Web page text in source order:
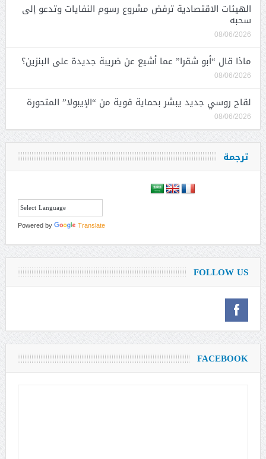
الهيئات الاقتصادية ترفض مشروع رسوم النفايات وتدعو إلى
سحبه
08/06/2026
ماذا قال “أبو شقرا” عما أشيع عن ضريبة جديدة على البنزين؟
08/06/2026
لقاح روسي جديد يبشر بحماية قوية من “الإيبولا” المتحورة
08/06/2026
ترجمة
Powered by Translate
FOLLOW US
FACEBOOK